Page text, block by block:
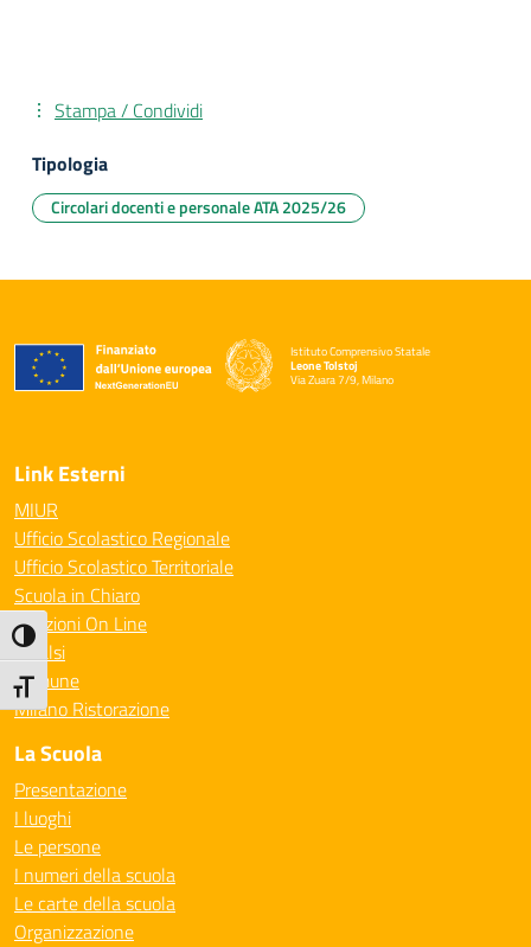
Attiva/disattiva alto contrasto
Attiva/disattiva dimensione testo
Stampa / Condividi
Tipologia
Circolari docenti e personale ATA 2025/26
Istituto Comprensivo Statale
Leone Tolstoj
Via Zuara 7/9, Milano
— Visita la pagina iniziale della scuola
Link Esterni
MIUR
Ufficio Scolastico Regionale
Ufficio Scolastico Territoriale
Scuola in Chiaro
Iscrizioni On Line
Invalsi
Comune
Milano Ristorazione
La Scuola
Presentazione
I luoghi
Le persone
I numeri della scuola
Le carte della scuola
Organizzazione